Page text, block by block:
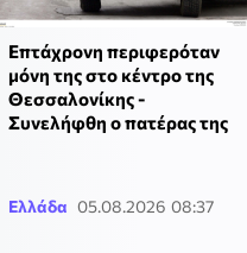
Επτάχρονη περιφερόταν
μόνη της στο κέντρο της
Θεσσαλονίκης -
Συνελήφθη ο πατέρας της
Ελλάδα 05.08.2026 08:37